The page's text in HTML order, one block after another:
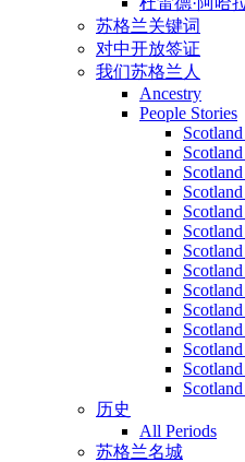
苏格兰关键词
对中开放签证
我们苏格兰人
Ancestry
People Stories
历史
All Periods
苏格兰名城